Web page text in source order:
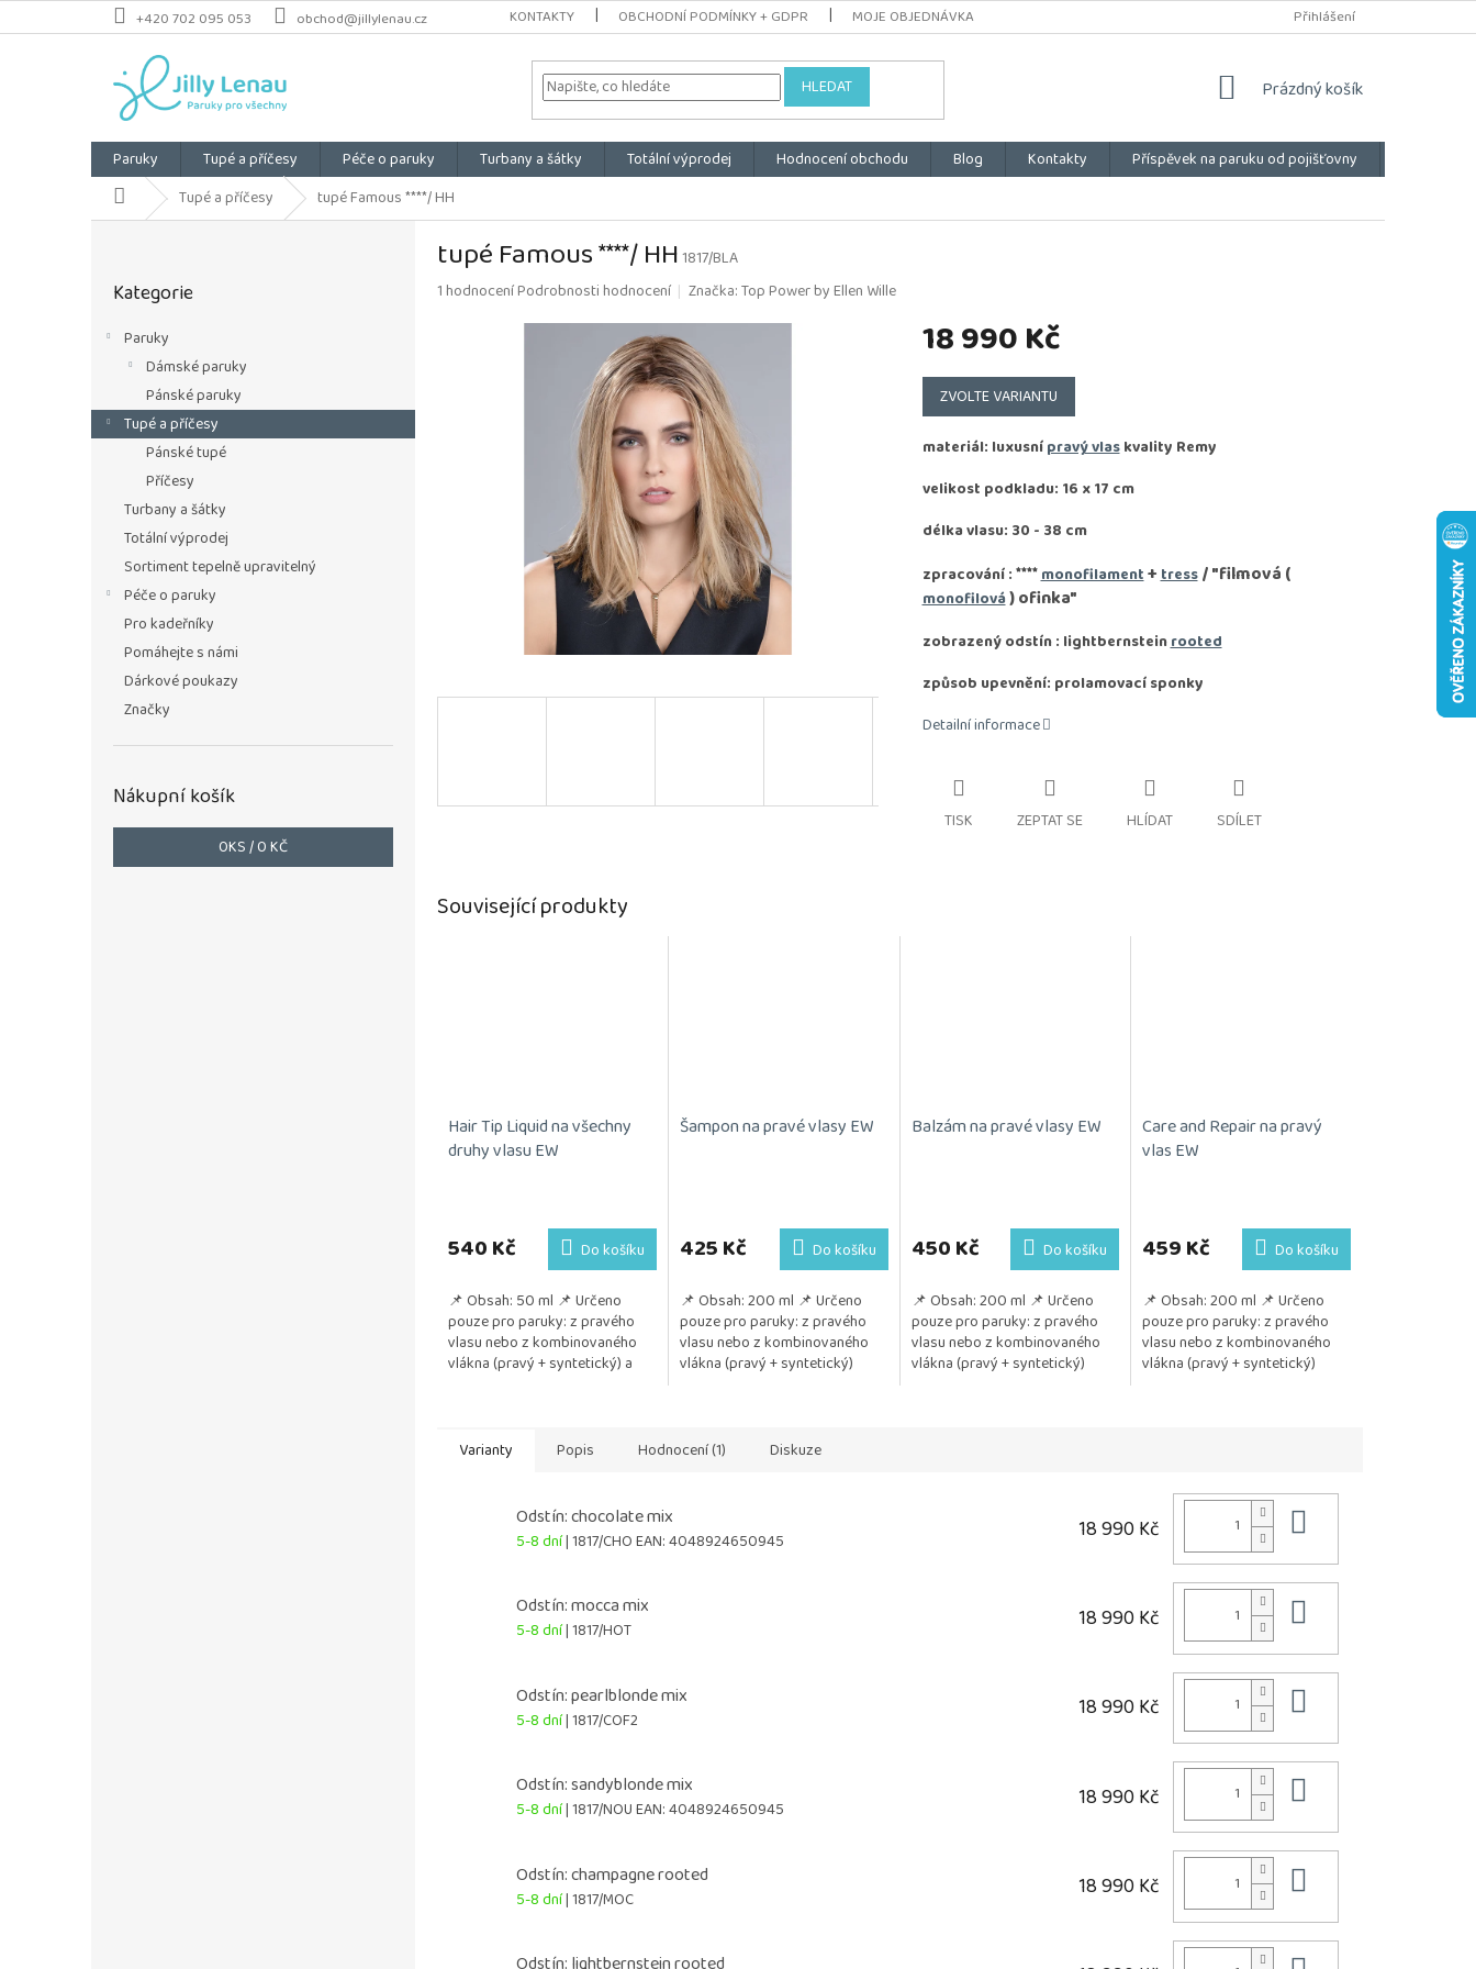
Přejít
na
+420 702 095 053 obchod@jillylenau.cz KONTAKTY OBCHODNÍ PODMÍNKY + GDPR MOJE OBJEDNÁVKA Přihlášení
HLEDAT
NÁKUPNÍ
Prázdný košík
Paruky Tupé a příčesy Péče o paruky Turbany a šátky Totální výprodej Hodnocení obchodu Blog Kontakty Příspěvek na paruku od pojišťovny
Domů Tupé a příčesy tupé Famous ****/ HH
P
n
p
kategorie
Kategorie
Paruky
Dámské paruky
Pánské paruky
Tupé a příčesy
Pánské tupé
Příčesy
Turbany a šátky
Totální výprodej
Sortiment tepelně upravitelný
Péče o paruky
Pro kadeřníky
Pomáhejte s námi
Dárkové poukazy
Značky
Nákupní košík
0KS /0 KČ
tupé Famous ****/ HH1817/BLA
Průměrné
1 hodnoceníPodrobnosti hodnocení Značka:Top Power by Ellen Wille
18 990 Kč
Měrná
cena:
ZVOLTE VARIANTU
materiál: luxusnípravý vlaskvality Remy
velikost podkladu: 16 x 17 cm
délka vlasu: 30 - 38 cm
zpracování :****monofilament+tress/ "filmová (
monofilová) ofinka"
zobrazený odstín : lightbernsteinrooted
způsob upevnění: prolamovací sponky
Detailní informace
TISK ZEPTAT SE HLÍDAT SDÍLET
Související produkty
Hair Tip Liquid na všechny
druhy vlasu EW
540 Kč Do košíku
📌 Obsah: 50 ml 📌 Určeno
pouze pro paruky: z pravého
vlasu nebo z kombinovaného
vlákna (pravý + syntetický) a
Šampon na pravé vlasy EW
425 Kč Do košíku
📌 Obsah: 200 ml 📌 Určeno
pouze pro paruky: z pravého
vlasu nebo z kombinovaného
vlákna (pravý + syntetický)
Balzám na pravé vlasy EW
450 Kč Do košíku
📌 Obsah: 200 ml 📌 Určeno
pouze pro paruky: z pravého
vlasu nebo z kombinovaného
vlákna (pravý + syntetický)
Care and Repair na pravý
vlas EW
459 Kč Do košíku
📌 Obsah: 200 ml 📌 Určeno
pouze pro paruky: z pravého
vlasu nebo z kombinovaného
vlákna (pravý + syntetický)
Varianty
Popis Hodnocení (1) Diskuze
Odstín: chocolate mix
5-8 dní| 1817/CHOEAN:4048924650945 18 990 Kč
Odstín: mocca mix
5-8 dní| 1817/HOT 18 990 Kč
Odstín: pearlblonde mix
5-8 dní| 1817/COF2 18 990 Kč
Odstín: sandyblonde mix
5-8 dní| 1817/NOUEAN:4048924650945 18 990 Kč
Odstín: champagne rooted
5-8 dní| 1817/MOC 18 990 Kč